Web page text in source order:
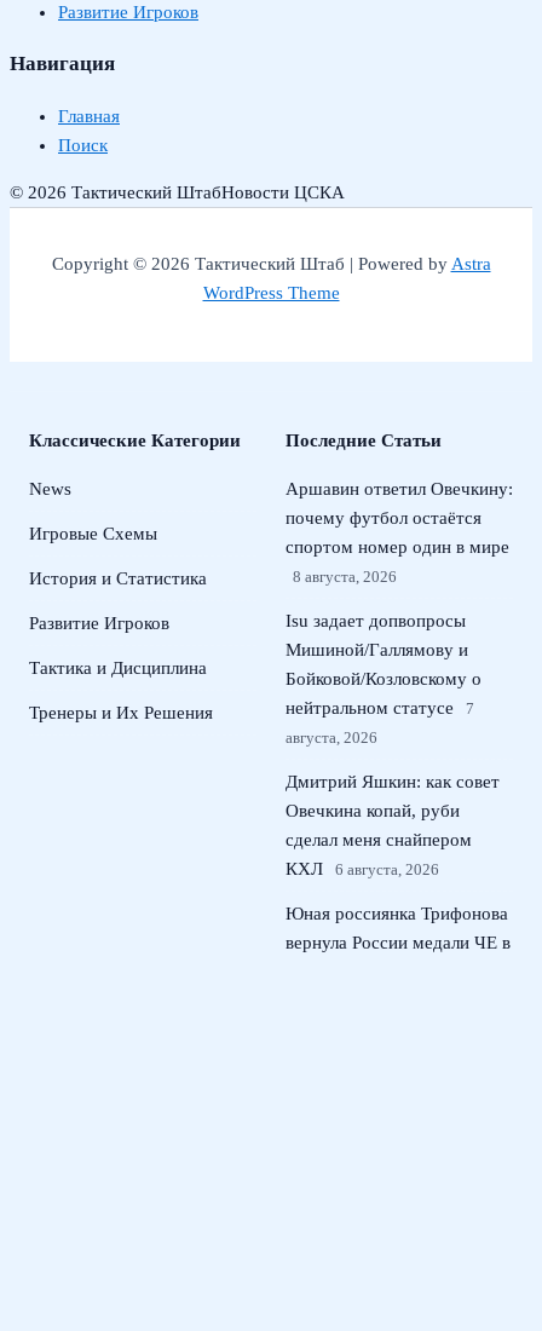
Развитие Игроков
Навигация
Главная
Поиск
© 2026 Тактический ШтабНовости ЦСКА
Copyright © 2026 Тактический Штаб | Powered byAstra
WordPress Theme
Классические Категории
News
Игровые Схемы
История и Статистика
Развитие Игроков
Тактика и Дисциплина
Тренеры и Их Решения
Последние Статьи
Аршавин ответил Овечкину:
почему футбол остаётся
спортом номер один в мире
8 августа, 2026
Isu задает допвопросы
Мишиной/Галлямову и
Бойковой/Козловскому о
нейтральном статусе
7
августа, 2026
Дмитрий Яшкин: как совет
Овечкина копай, руби
сделал меня снайпером
КХЛ
6 августа, 2026
Юная россиянка Трифонова
вернула России медали ЧЕ в